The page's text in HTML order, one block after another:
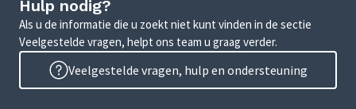
Hulp nodig?
Als u de informatie die u zoekt niet kunt vinden in de sectie
Veelgestelde vragen, helpt ons team u graag verder.
Veelgestelde vragen, hulp en ondersteuning